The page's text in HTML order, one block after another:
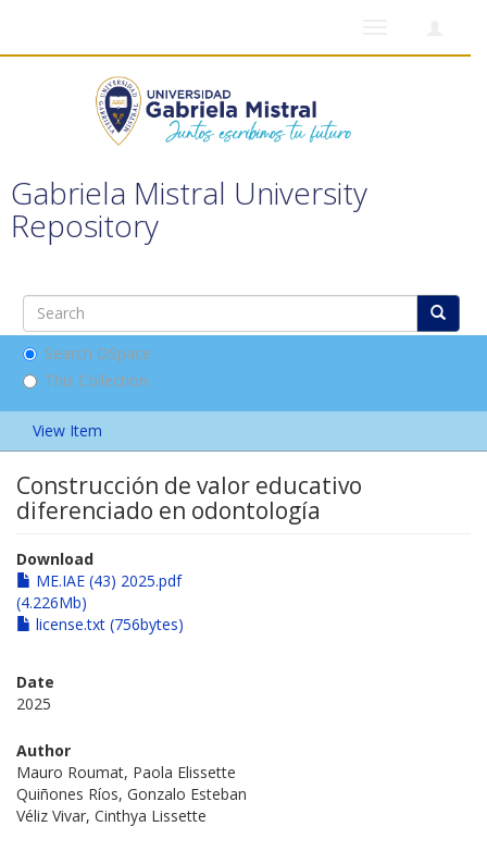
Gabriela Mistral University
Repository
Search DSpace
This Collection
View Item
Construcción de valor educativo
diferenciado en odontología
Download
ME.IAE (43) 2025.pdf
(4.226Mb)
license.txt (756bytes)
Date
2025
Author
Mauro Roumat, Paola Elissette
Quiñones Ríos, Gonzalo Esteban
Véliz Vivar, Cinthya Lissette